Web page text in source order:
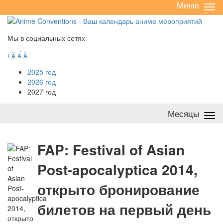
/
Меню
Мы в социальных сетях
   
2025 год
2026 год
2027 год
Месяцы
FAP: Festival of Asian
Post-apocalyptica 2014,
открыто бронирование
билетов на первый день